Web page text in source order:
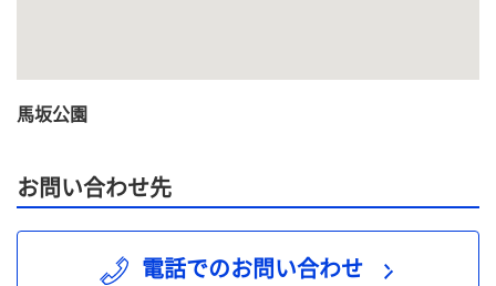
馬坂公園
お問い合わせ先
電話でのお問い合わせ